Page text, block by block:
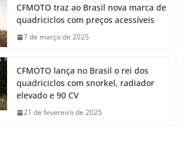
CFMOTO traz ao Brasil nova marca de
quadriciclos com preços acessíveis
7 de março de 2025
CFMOTO lança no Brasil o rei dos
quadriciclos com snorkel, radiador
elevado e 90 CV
21 de fevereiro de 2025